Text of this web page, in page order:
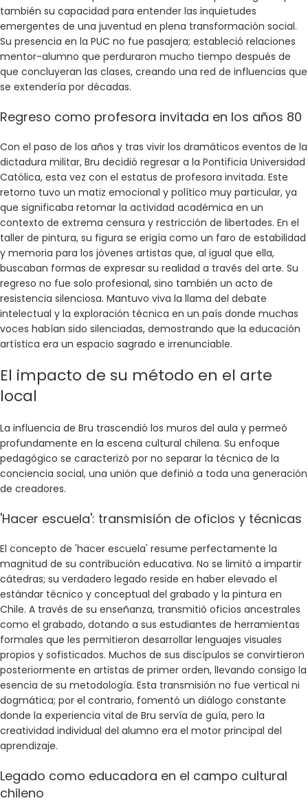
también su capacidad para entender las inquietudes
emergentes de una juventud en plena transformación social.
Su presencia en la PUC no fue pasajera; estableció relaciones
mentor-alumno que perduraron mucho tiempo después de
que concluyeran las clases, creando una red de influencias que
se extendería por décadas.
Regreso como profesora invitada en los años 80
Con el paso de los años y tras vivir los dramáticos eventos de la
dictadura militar, Bru decidió regresar a la Pontificia Universidad
Católica, esta vez con el estatus de profesora invitada. Este
retorno tuvo un matiz emocional y político muy particular, ya
que significaba retomar la actividad académica en un
contexto de extrema censura y restricción de libertades. En el
taller de pintura, su figura se erigía como un faro de estabilidad
y memoria para los jóvenes artistas que, al igual que ella,
buscaban formas de expresar su realidad a través del arte. Su
regreso no fue solo profesional, sino también un acto de
resistencia silenciosa. Mantuvo viva la llama del debate
intelectual y la exploración técnica en un país donde muchas
voces habían sido silenciadas, demostrando que la educación
artística era un espacio sagrado e irrenunciable.
El impacto de su método en el arte
local
La influencia de Bru trascendió los muros del aula y permeó
profundamente en la escena cultural chilena. Su enfoque
pedagógico se caracterizó por no separar la técnica de la
conciencia social, una unión que definió a toda una generación
de creadores.
'Hacer escuela': transmisión de oficios y técnicas
El concepto de 'hacer escuela' resume perfectamente la
magnitud de su contribución educativa. No se limitó a impartir
cátedras; su verdadero legado reside en haber elevado el
estándar técnico y conceptual del grabado y la pintura en
Chile. A través de su enseñanza, transmitió oficios ancestrales
como el grabado, dotando a sus estudiantes de herramientas
formales que les permitieron desarrollar lenguajes visuales
propios y sofisticados. Muchos de sus discípulos se convirtieron
posteriormente en artistas de primer orden, llevando consigo la
esencia de su metodología. Esta transmisión no fue vertical ni
dogmática; por el contrario, fomentó un diálogo constante
donde la experiencia vital de Bru servía de guía, pero la
creatividad individual del alumno era el motor principal del
aprendizaje.
Legado como educadora en el campo cultural
chileno